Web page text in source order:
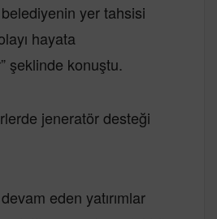
yer tahsisi
hayata
şeklinde konuştu.
jeneratör desteği
eden yatırımlar